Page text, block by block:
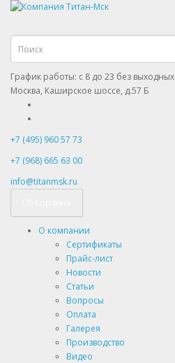
График работы: с 8 до 23 без выходных
Москва, Каширское шоссе, д.57 Б
+7 (495) 960 57 73
+7 (968) 665 63 00
info@titanmsk.ru
О компании
Сертификаты
Прайс-лист
Новости
Статьи
Вопросы
Оплата
Галерея
Производство
Видео